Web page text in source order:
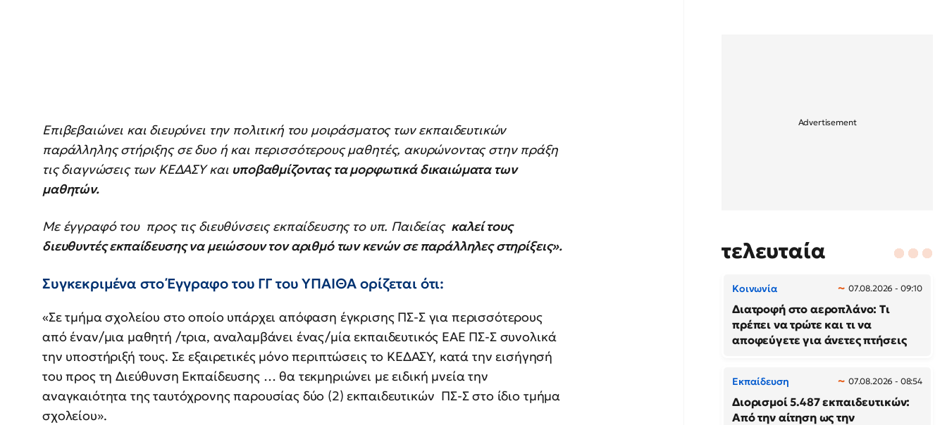
Επιβεβαιώνει και διευρύνει την πολιτική του μοιράσματος των εκπαιδευτικών
παράλληλης στήριξης σε δυο ή και περισσότερους μαθητές, ακυρώνοντας στην πράξη
τις διαγνώσεις των ΚΕΔΑΣΥ και υποβαθμίζοντας τα μορφωτικά δικαιώματα των
μαθητών.
Με έγγραφό του προς τις διευθύνσεις εκπαίδευσης το υπ. Παιδείας καλεί τους
διευθυντές εκπαίδευσης να μειώσουν τον αριθμό των κενών σε παράλληλες στηρίξεις».
Συγκεκριμένα στο Έγγραφο του ΓΓ του ΥΠΑΙΘΑ ορίζεται ότι:
«Σε τμήμα σχολείου στο οποίο υπάρχει απόφαση έγκρισης ΠΣ-Σ για περισσότερους
από έναν/μια μαθητή /τρια, αναλαμβάνει ένας/μία εκπαιδευτικός ΕΑΕ ΠΣ-Σ συνολικά
την υποστήριξή τους. Σε εξαιρετικές μόνο περιπτώσεις το ΚΕΔΑΣΥ, κατά την εισήγησή
του προς τη Διεύθυνση Εκπαίδευσης … θα τεκμηριώνει με ειδική μνεία την
αναγκαιότητα της ταυτόχρονης παρουσίας δύο (2) εκπαιδευτικών ΠΣ-Σ στο ίδιο τμήμα
σχολείου».
τελευταία
Κοινωνία 07.08.2026 - 09:10
Διατροφή στο αεροπλάνο: Τι
πρέπει να τρώτε και τι να
αποφεύγετε για άνετες πτήσεις
Εκπαίδευση 07.08.2026 - 08:54
Διορισμοί 5.487 εκπαιδευτικών:
Από την αίτηση ως την